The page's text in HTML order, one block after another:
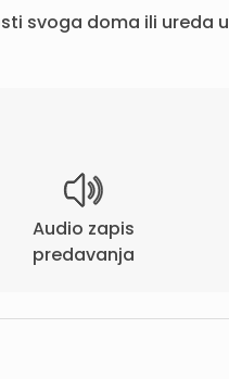
svoga doma ili ureda u
Audio zapis
predavanja